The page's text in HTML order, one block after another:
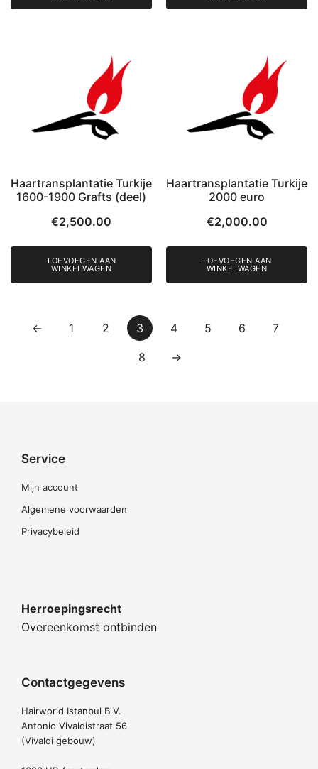
Haartransplantatie Turkije
1600-1900 Grafts (deel)
€2,500.00
TOEVOEGEN AAN
WINKELWAGEN
Haartransplantatie Turkije
2000 euro
€2,000.00
TOEVOEGEN AAN
WINKELWAGEN
← 1 2 3 4 5 6 7
8 →
Service
Mijn account
Algemene voorwaarden
Privacybeleid
Herroepingsrecht
Overeenkomst ontbinden
Contactgegevens
Hairworld Istanbul B.V.
Antonio Vivaldistraat 56
(Vivaldi gebouw)